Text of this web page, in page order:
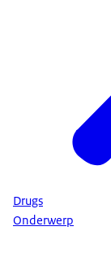
Drugs
Onderwerp